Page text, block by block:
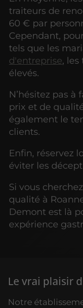
traiteurs de
60 € par
Cependant,
tels que les
d'entreprise,
élevés.
N’hésitez pas à
prix et de
également le
clients.
Enfin, réservez
éviter les
Si vous
qualité à
Demont est là
expérience
Le vrai plaisir
Notre